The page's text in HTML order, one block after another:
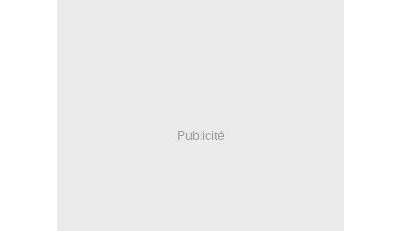
Publicité